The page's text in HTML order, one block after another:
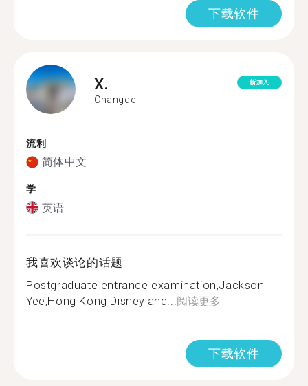
下载软件
X.
Changde
新加入
流利
简体中文
学
英语
我喜欢谈论的话题
Postgraduate entrance examination,Jackson
Yee,Hong Kong Disneyland... 阅读更多
下载软件